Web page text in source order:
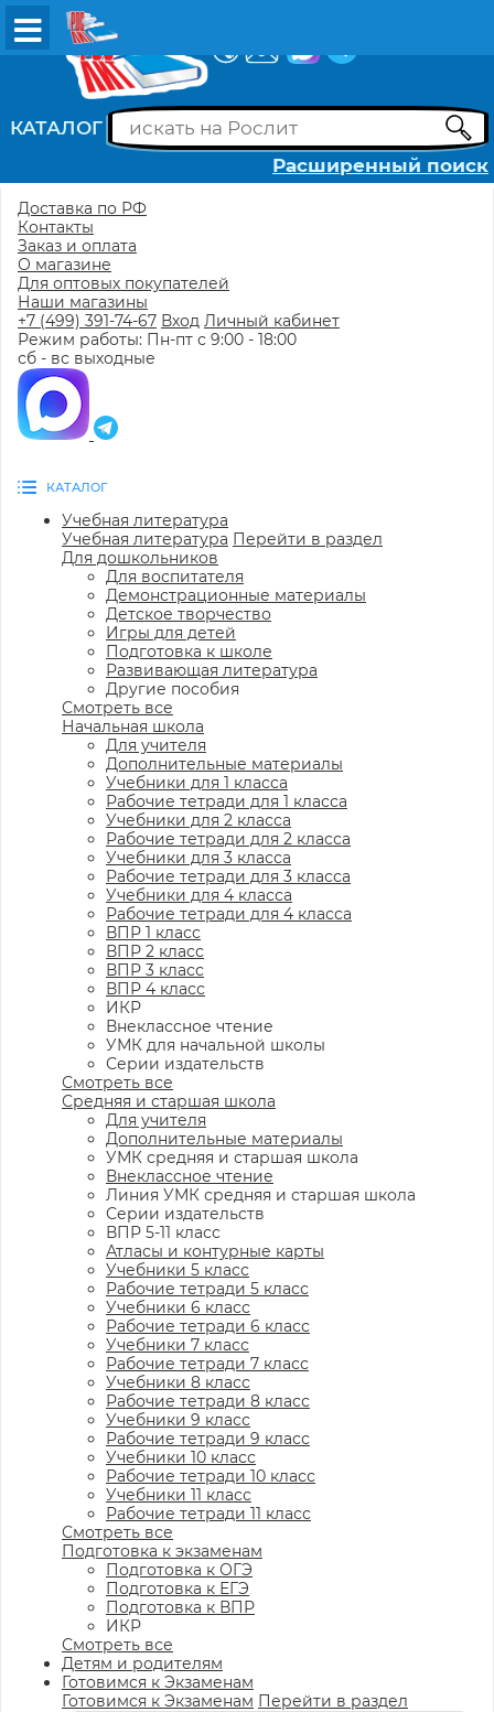
КАТАЛОГ
Расширенный поиск
Доставка по РФ
Контакты
Заказ и оплата
О магазине
Для оптовых покупателей
Наши магазины
+7 (499) 391-74-67 Вход Личный кабинет
Режим работы: Пн-пт с 9:00 - 18:00
сб - вс выходные
КАТАЛОГ
Учебная литература
Учебная литература Перейти в раздел
Для дошкольников
Для воспитателя
Демонстрационные материалы
Детское творчество
Игры для детей
Подготовка к школе
Развивающая литература
Другие пособия
Смотреть все
Начальная школа
Для учителя
Дополнительные материалы
Учебники для 1 класса
Рабочие тетради для 1 класса
Учебники для 2 класса
Рабочие тетради для 2 класса
Учебники для 3 класса
Рабочие тетради для 3 класса
Учебники для 4 класса
Рабочие тетради для 4 класса
ВПР 1 класс
ВПР 2 класс
ВПР 3 класс
ВПР 4 класс
ИКР
Внеклассное чтение
УМК для начальной школы
Серии издательств
Смотреть все
Средняя и старшая школа
Для учителя
Дополнительные материалы
УМК средняя и старшая школа
Внеклассное чтение
Линия УМК средняя и старшая школа
Серии издательств
ВПР 5-11 класс
Атласы и контурные карты
Учебники 5 класс
Рабочие тетради 5 класс
Учебники 6 класс
Рабочие тетради 6 класс
Учебники 7 класс
Рабочие тетради 7 класс
Учебники 8 класс
Рабочие тетради 8 класс
Учебники 9 класс
Рабочие тетради 9 класс
Учебники 10 класс
Рабочие тетради 10 класс
Учебники 11 класс
Рабочие тетради 11 класс
Смотреть все
Подготовка к экзаменам
Подготовка к ОГЭ
Подготовка к ЕГЭ
Подготовка к ВПР
ИКР
Смотреть все
Детям и родителям
Готовимся к Экзаменам
Готовимся к Экзаменам Перейти в раздел